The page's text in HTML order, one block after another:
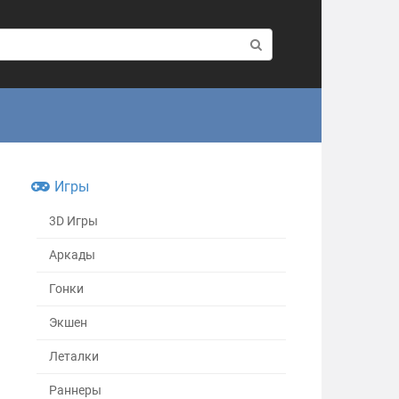
Игры
3D Игры
Аркады
Гонки
Экшен
Леталки
Раннеры